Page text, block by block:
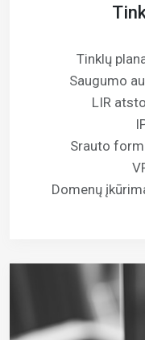
Tinklų
Saugumo
LIR
Srauto
Domenų